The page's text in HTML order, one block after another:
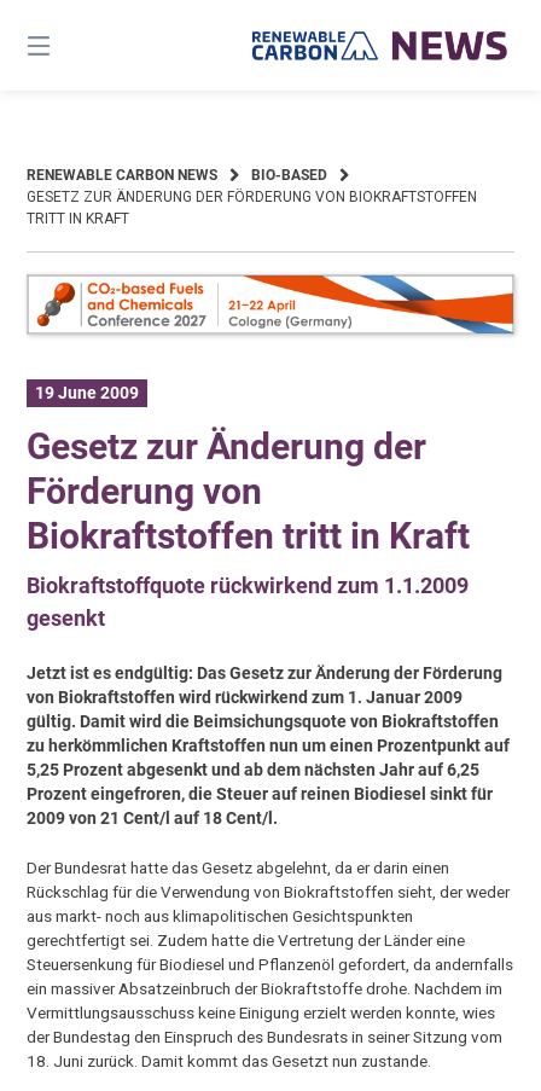
content
RENEWABLE CARBON NEWS
BIO-BASED
GESETZ ZUR ÄNDERUNG DER FÖRDERUNG VON BIOKRAFTSTOFFEN
TRITT IN KRAFT
19 June 2009
Gesetz zur Änderung der
Förderung von
Biokraftstoffen tritt in Kraft
Biokraftstoffquote rückwirkend zum 1.1.2009
gesenkt
Jetzt ist es endgültig: Das Gesetz zur Änderung der Förderung
von Biokraftstoffen wird rückwirkend zum 1. Januar 2009
gültig. Damit wird die Beimsichungsquote von Biokraftstoffen
zu herkömmlichen Kraftstoffen nun um einen Prozentpunkt auf
5,25 Prozent abgesenkt und ab dem nächsten Jahr auf 6,25
Prozent eingefroren, die Steuer auf reinen Biodiesel sinkt für
2009 von 21 Cent/l auf 18 Cent/l.
Der Bundesrat hatte das Gesetz abgelehnt, da er darin einen
Rückschlag für die Verwendung von Biokraftstoffen sieht, der weder
aus markt- noch aus klimapolitischen Gesichtspunkten
gerechtfertigt sei. Zudem hatte die Vertretung der Länder eine
Steuersenkung für Biodiesel und Pflanzenöl gefordert, da andernfalls
ein massiver Absatzeinbruch der Biokraftstoffe drohe. Nachdem im
Vermittlungsausschuss keine Einigung erzielt werden konnte, wies
der Bundestag den Einspruch des Bundesrats in seiner Sitzung vom
18. Juni zurück. Damit kommt das Gesetzt nun zustande.